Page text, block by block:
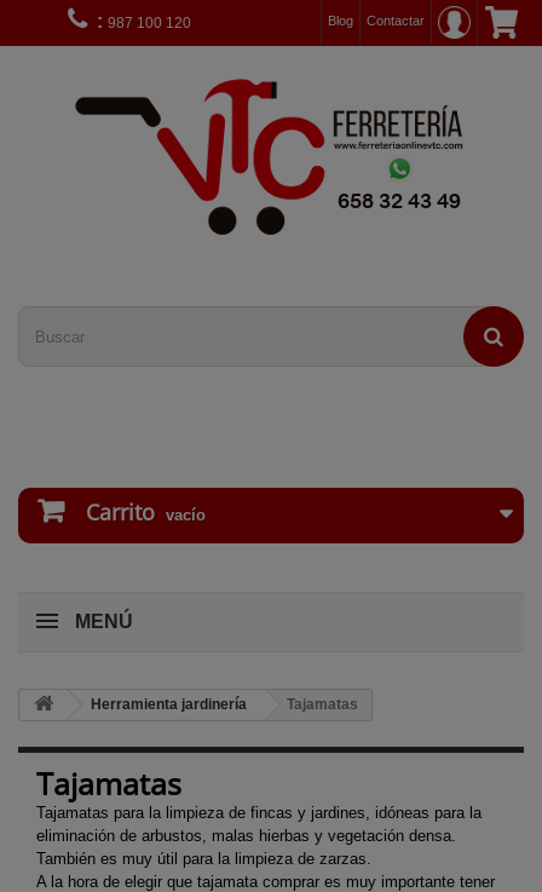
Contactar
: 987 100 120 Blog
Carrito vacío
MENÚ
Herramienta jardinería Tajamatas
Tajamatas
Tajamatas para la limpieza de fincas y jardines, idóneas para la
eliminación de arbustos, malas hierbas y vegetación densa.
También es muy útil para la limpieza de zarzas.
A la hora de elegir que tajamata comprar es muy importante tener